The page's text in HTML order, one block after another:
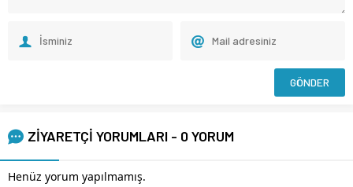
ZİYARETÇİ YORUMLARI - 0 YORUM
Henüz yorum yapılmamış.